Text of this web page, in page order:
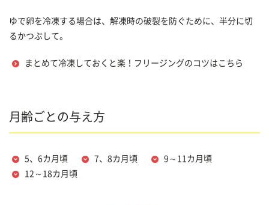
ゆで卵を冷凍する場合は、解凍時の破裂を防ぐために、半分に切
るかつぶして。
まとめて冷凍しておくと楽！フリージングのコツはこちら
月齢ごとの与え方
5、6カ月頃 7、8カ月頃
9～11カ月頃
12～18カ月頃